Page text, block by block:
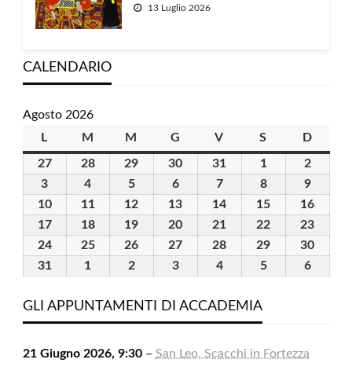
13 Luglio 2026
CALENDARIO
Agosto 2026
L
M martedì
M mercoledì
G giovedìV venerdì
S D
2727
Luglio
2026
2828
29 30 31 11
Agosto
2026
22
Agosto
2026
3
Agosto
2026
4
Agosto
2026
55
Agosto
2026
66
Agosto
2026
77
Agosto
2026
88
Agosto
2026
99
Agosto
2026
1010
Agosto
2026
1111
Agosto
2026
12
Agosto
13
Agosto
14
Agosto
15
Agosto
16
1717
Agosto
1818
Agosto
19
Agosto
20
Agosto
21
Agosto
22
Agosto
23
2424
Agosto
2525
Agosto
26
Agosto
27
Agosto
28
Agosto
29
Agosto
30
3131
2026
1
2026
22
2026
33
2026
44
2026
55
66
GLI APPUNTAMENTI DI ACCADEMIA
21 Giugno 2026, 9:30– San Leo, Scacchi in Fortezza